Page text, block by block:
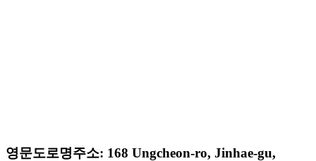
영문도로명주소: 168 Ungcheon-ro, Jinhae-gu,